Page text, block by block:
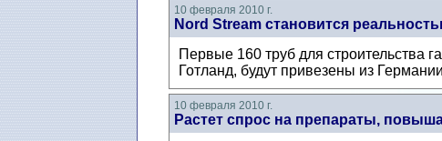
10 февраля 2010 г.
Nord Stream становится
Первые 160 труб для строительства
Готланд, будут привезены из
10 февраля 2010 г.
Растет спрос на препараты,